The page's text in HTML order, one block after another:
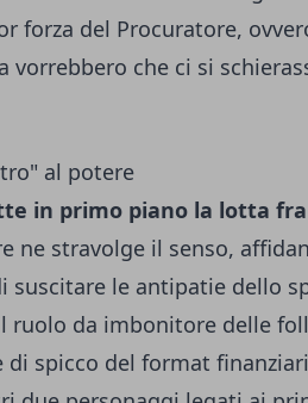
forza del Procuratore,
vorrebbero che ci si
al potere
in primo piano la lotta
ne stravolge il senso,
suscitare le antipatie dello
ruolo da imbonitore delle
di spicco del format